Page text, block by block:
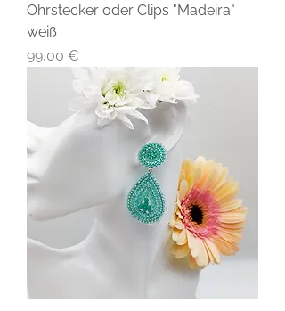
Ohrstecker oder Clips "Madeira"
weiß
Preis
99,00 €